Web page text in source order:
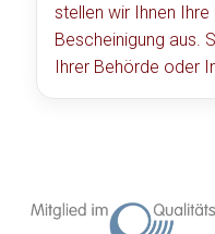
stellen wir Ihnen
Bescheinigung aus.
Ihrer Behörde oder